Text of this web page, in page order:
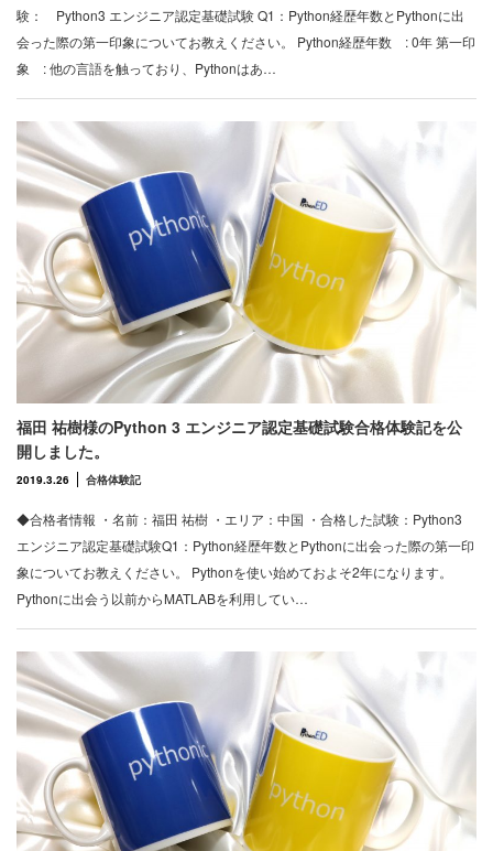
験： Python3 エンジニア認定基礎試験 Q1：Python経歴年数とPythonに出
会った際の第一印象についてお教えください。 Python経歴年数 : 0年 第一印
象 : 他の言語を触っており、Pythonはあ…
福田 祐樹様のPython 3 エンジニア認定基礎試験合格体験記を公
開しました。
2019.3.26 合格体験記
◆合格者情報 ・名前：福田 祐樹 ・エリア：中国 ・合格した試験：Python3
エンジニア認定基礎試験Q1：Python経歴年数とPythonに出会った際の第一印
象についてお教えください。 Pythonを使い始めておよそ2年になります。
Pythonに出会う以前からMATLABを利用してい…